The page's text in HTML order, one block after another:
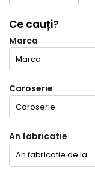
Ce cauți?
Marca
Caroserie
An fabricatie